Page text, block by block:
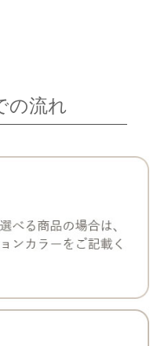
の流れ